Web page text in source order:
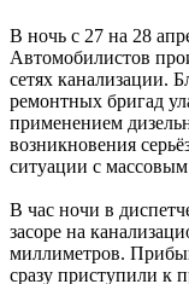
В ночь с 27 на 28
Автомобилистов
сетях канализации.
ремонтных бригад
применением
возникновения
ситуации с
В час ночи в
засоре на
миллиметров.
сразу приступили к